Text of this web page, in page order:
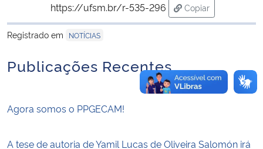
https://ufsm.br/r-535-296
Copiar
para área de
Registrado em
NOTÍCIAS
Publicações Recentes
Agora somos o PPGECAM!
A tese de autoria de Yamil Lucas de Oliveira Salomón irá